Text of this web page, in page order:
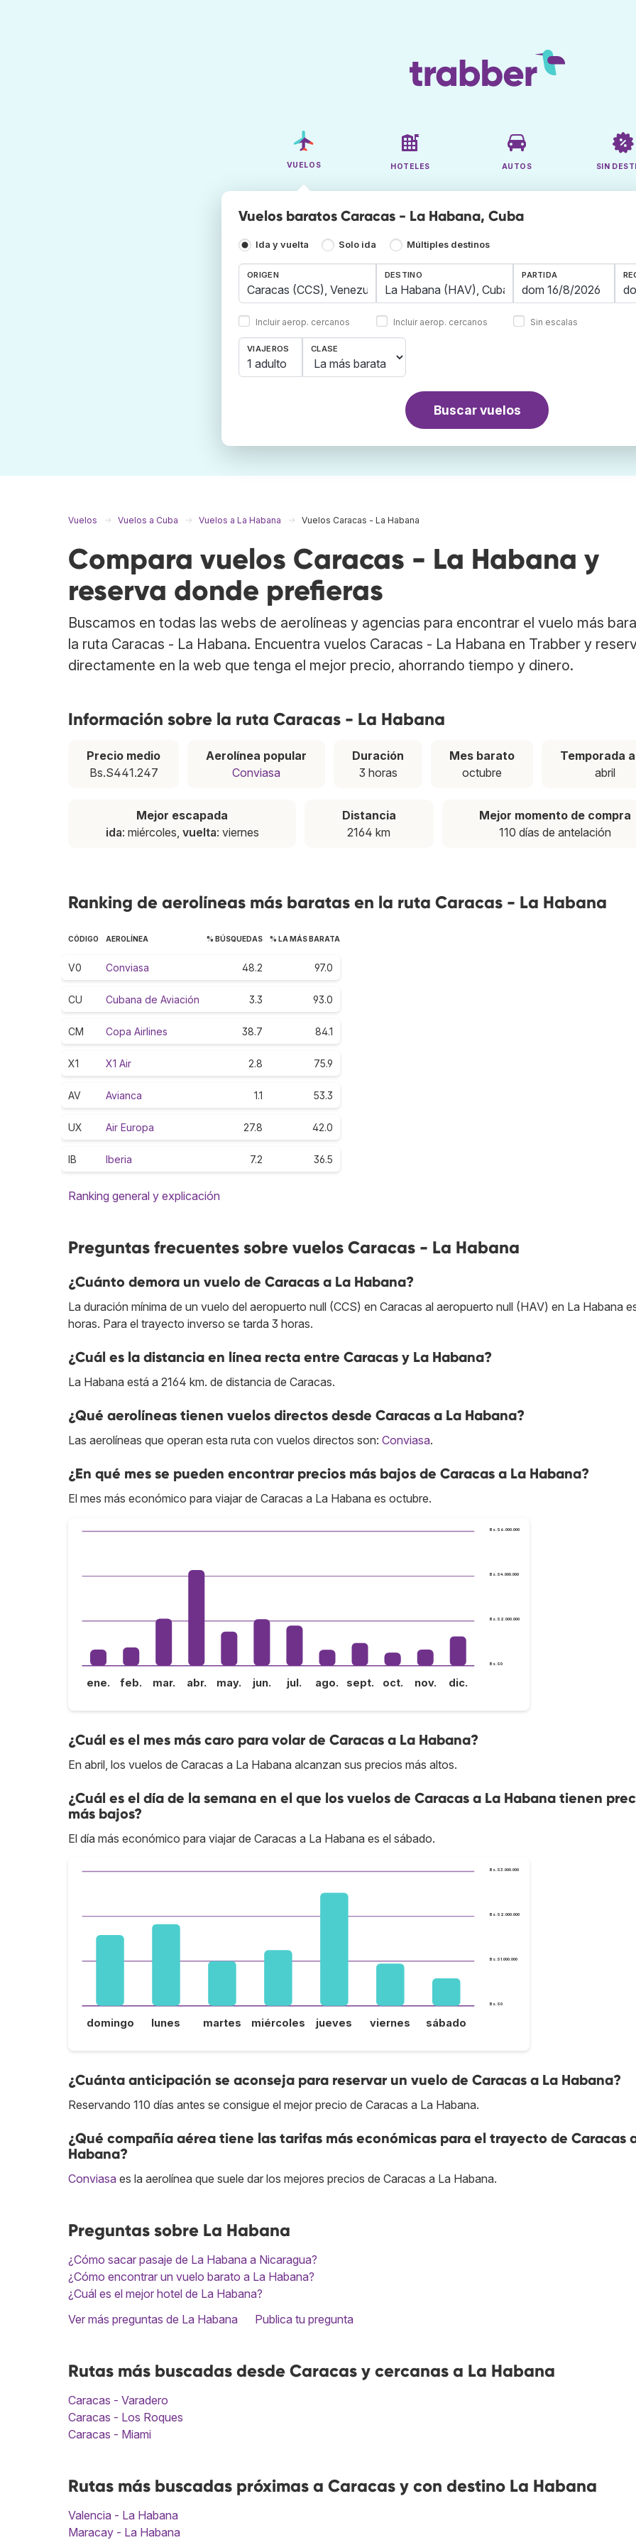
VUELOS HOTELES AUTOS SIN
Vuelos baratos Caracas - La Habana, Cuba
Ida y vuelta Solo ida Múltiples destinos
ORIGEN
Incluir aerop. cercanos
DESTINO
Incluir aerop. cercanos
PARTIDA
Sin escalas
VIAJEROS
1 adulto
CLASE
Buscar vuelos
Vuelos Vuelos a Cuba Vuelos a La Habana Vuelos Caracas - La Habana
Compara vuelos Caracas - La Habana y
reserva donde prefieras
Buscamos en todas las webs de aerolíneas y agencias para encontrar el vuelo más
la ruta Caracas - La Habana. Encuentra vuelos Caracas - La Habana en Trabber y
directamente en la web que tenga el mejor precio, ahorrando tiempo y dinero.
Información sobre la ruta Caracas - La Habana
Precio medio
Bs.S441.247
Aerolínea popular
Conviasa
Duración
3 horas
Mes barato
octubre
Temporada
abril
Mejor escapada
ida: miércoles, vuelta: viernes
Distancia
2164 km
Mejor momento de compra
110 días de antelación
Ranking de aerolíneas más baratas en la ruta Caracas - La Habana
CÓDIGO AEROLÍNEA % BÚSQUEDAS % LA MÁS BARATA
V0 Conviasa 48.2 97.0
CU Cubana de Aviación 3.3 93.0
CM Copa Airlines 38.7 84.1
X1 X1 Air 2.8 75.9
AV Avianca 1.1 53.3
UX Air Europa 27.8 42.0
IB Iberia 7.2 36.5
Ranking general y explicación
Preguntas frecuentes sobre vuelos Caracas - La Habana
¿Cuánto demora un vuelo de Caracas a La Habana?
La duración mínima de un vuelo del aeropuerto null (CCS) en Caracas al aeropuerto null (HAV) en La Habana
horas. Para el trayecto inverso se tarda 3 horas.
¿Cuál es la distancia en línea recta entre Caracas y La Habana?
La Habana está a 2164 km. de distancia de Caracas.
¿Qué aerolíneas tienen vuelos directos desde Caracas a La Habana?
Las aerolíneas que operan esta ruta con vuelos directos son: Conviasa.
¿En qué mes se pueden encontrar precios más bajos de Caracas a La Habana?
El mes más económico para viajar de Caracas a La Habana es octubre.
Bs.S0
Bs.S2.000.000
Bs.S4.000.000
Bs.S6.000.000
ene. feb. mar. abr. may. jun. jul. ago. sept. oct. nov. dic.
¿Cuál es el mes más caro para volar de Caracas a La Habana?
En abril, los vuelos de Caracas a La Habana alcanzan sus precios más altos.
¿Cuál es el día de la semana en el que los vuelos de Caracas a La Habana tienen
más bajos?
El día más económico para viajar de Caracas a La Habana es el sábado.
Bs.S0
Bs.S1.000.000
Bs.S2.000.000
Bs.S3.000.000
domingo lunes martes miércoles jueves viernes sábado
¿Cuánta anticipación se aconseja para reservar un vuelo de Caracas a La Habana?
Reservando 110 días antes se consigue el mejor precio de Caracas a La Habana.
¿Qué compañía aérea tiene las tarifas más económicas para el trayecto de Caracas
Habana?
Conviasa es la aerolínea que suele dar los mejores precios de Caracas a La Habana.
Preguntas sobre La Habana
¿Cómo sacar pasaje de La Habana a Nicaragua?
¿Cómo encontrar un vuelo barato a La Habana?
¿Cuál es el mejor hotel de La Habana?
Ver más preguntas de La Habana
Publica tu pregunta
Rutas más buscadas desde Caracas y cercanas a La Habana
Caracas - Varadero
Caracas - Los Roques
Caracas - Miami
Rutas más buscadas próximas a Caracas y con destino La Habana
Valencia - La Habana
Maracay - La Habana